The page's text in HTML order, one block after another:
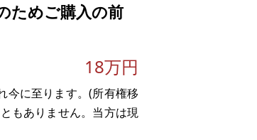
ためご購入の前
18万円
今に至ります。(所有権移
もありません。当方は現